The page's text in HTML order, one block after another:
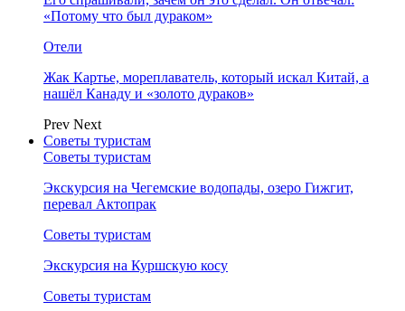
«Потому что был дураком»
Отели
Жак Картье, мореплаватель, который искал Китай, а
нашёл Канаду и «золото дураков»
Prev Next
Советы туристам
Советы туристам
Экскурсия на Чегемские водопады, озеро Гижгит,
перевал Актопрак
Советы туристам
Экскурсия на Куршскую косу
Советы туристам